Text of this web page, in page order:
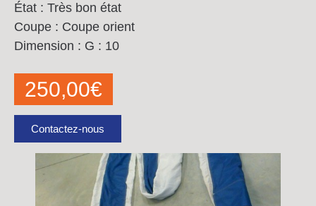
État : Très bon état
Coupe : Coupe orient
Dimension : G : 10
250,00€
Contactez-nous